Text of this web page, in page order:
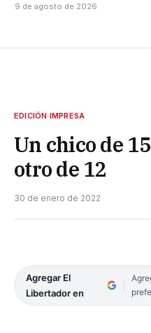
9 de agosto de 2026
EDICIÓN IMPRESA
Un chico de
otro de 12
30 de enero de 2022
Agregar El
Libertador en